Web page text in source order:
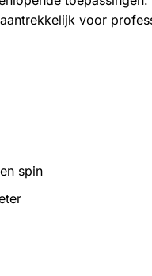
voor
spin